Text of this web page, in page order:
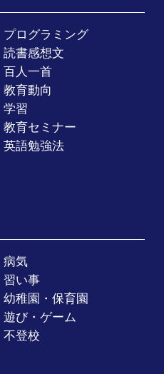
プログラミング
読書感想文
百人一首
教育動向
学習
教育セミナー
英語勉強法
病気
習い事
幼稚園・保育園
遊び・ゲーム
不登校